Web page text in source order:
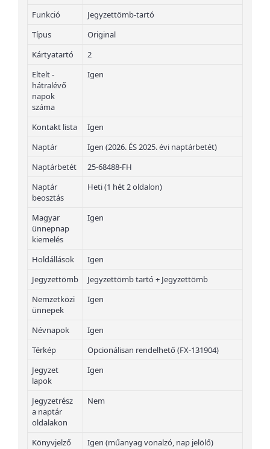
Funkció
Jegyzettömb-tartó
Típus
Original
Kártyatartó
2
Eltelt -
hátralévő
napok
száma
Igen
Kontakt lista
Igen
Naptár
Igen (2026. ÉS 2025. évi naptárbetét)
Naptárbetét
25-68488-FH
Naptár
beosztás
Heti (1 hét 2 oldalon)
Magyar
ünnepnap
kiemelés
Igen
Holdállások
Igen
Jegyzettömb
Jegyzettömb tartó + Jegyzettömb
Nemzetközi
ünnepek
Igen
Névnapok
Igen
Térkép
Opcionálisan rendelhető (FX-131904)
Jegyzet
lapok
Igen
Jegyzetrész
a naptár
oldalakon
Nem
Könyvjelző
Igen (műanyag vonalzó, nap jelölő)